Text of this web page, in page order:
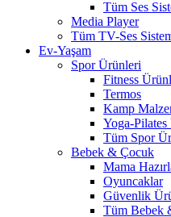
Tüm Ses
Media Player
Tüm TV-Ses
Ev-Yaşam
Spor Ürünleri
Fitness
Termos
Kamp
Yoga-
Tüm Spor
Bebek & Çocuk
Mama
Oyuncaklar
Güvenlik
Tüm Bebek